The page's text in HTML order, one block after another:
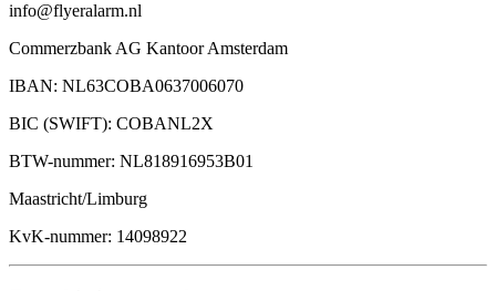
info@flyeralarm.nl
Commerzbank AG Kantoor Amsterdam
IBAN: NL63COBA0637006070
BIC (SWIFT): COBANL2X
BTW-nummer: NL818916953B01
Maastricht/Limburg
KvK-nummer: 14098922